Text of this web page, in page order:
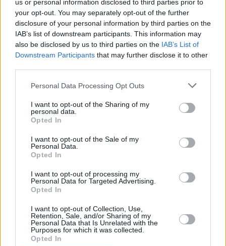
us or personal information disclosed to third parties prior to
your opt-out. You may separately opt-out of the further
disclosure of your personal information by third parties on the
IAB’s list of downstream participants. This information may
also be disclosed by us to third parties on the IAB’s List of
Downstream Participants that may further disclose it to other
Personal Data Processing Opt Outs
I want to opt-out of the Sharing of my
personal data.
Opted In
I want to opt-out of the Sale of my
Personal Data.
Opted In
I want to opt-out of processing my
Personal Data for Targeted Advertising.
Opted In
I want to opt-out of Collection, Use,
Retention, Sale, and/or Sharing of my
Personal Data that Is Unrelated with the
Purposes for which it was collected.
Opted In
Το άρθρο δεν έχει ακόμα βαθμολογηθεί.
Βαθμολογήστε αυτό το άρθρο:
★★★★★
Ελίνα Τζένγκο: Έριξε 65,40
επιπέδου!